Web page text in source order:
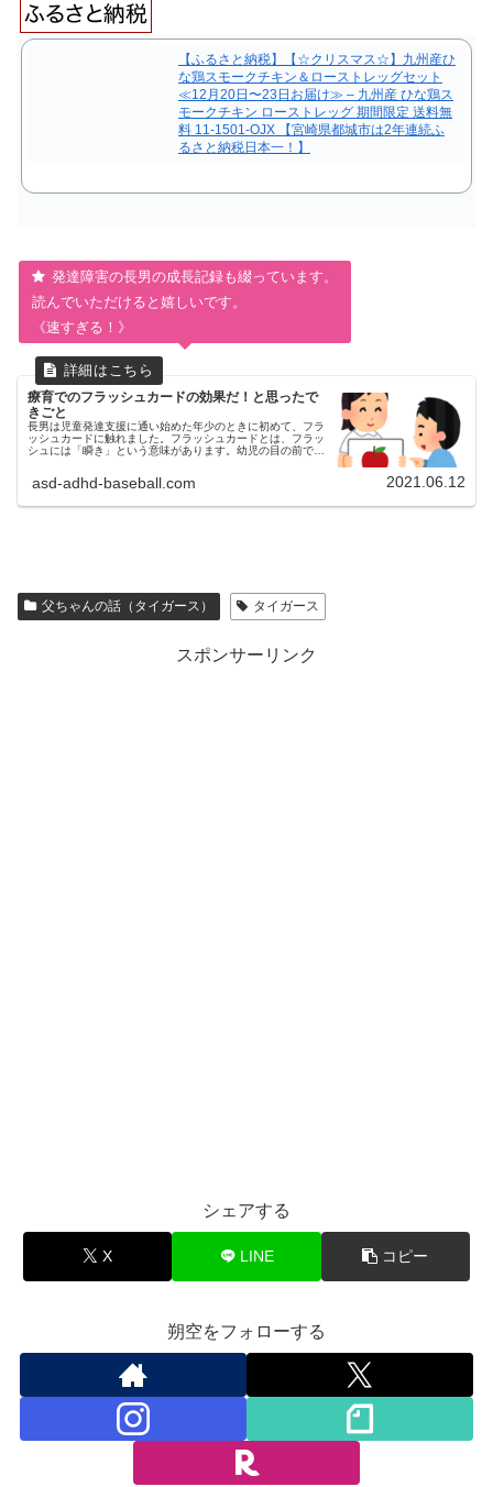
【ふるさと納税】【☆クリスマス☆】九州産ひ
な鶏スモークチキン＆ローストレッグセット
≪12月20日〜23日お届け≫ – 九州産 ひな鶏ス
モークチキン ローストレッグ 期間限定 送料無
料 11-1501-OJX 【宮崎県都城市は2年連続ふ
るさと納税日本一！】
発達障害の長男の成長記録も綴っています。
読んでいただけると嬉しいです。
《速すぎる！》
療育でのフラッシュカードの効果だ！と思ったで
きごと
長男は児童発達支援に通い始めた年少のときに初めて、フラ
ッシュカードに触れました。フラッシュカードとは、フラッ
シュには「瞬き」という意味があります。幼児の目の前でカ
見えます。その見え方を「...
asd-adhd-baseball.com 2021.06.12
父ちゃんの話（タイガース） タイガース
スポンサーリンク
シェアする
X LINE コピー
朔空をフォローする